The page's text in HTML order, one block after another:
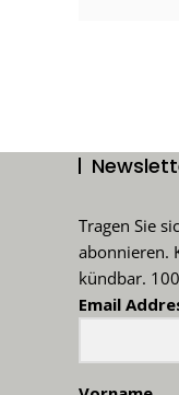
Tragen Sie
abonnieren.
kündbar.
Email